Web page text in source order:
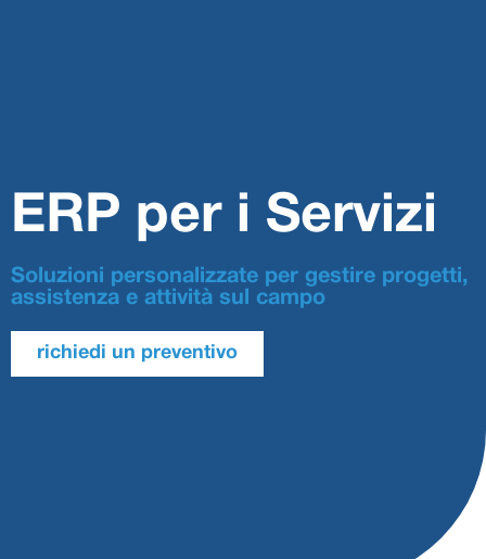
ERP per i Servizi
Soluzioni personalizzate per gestire progetti,
assistenza e attività sul campo
richiedi un preventivo